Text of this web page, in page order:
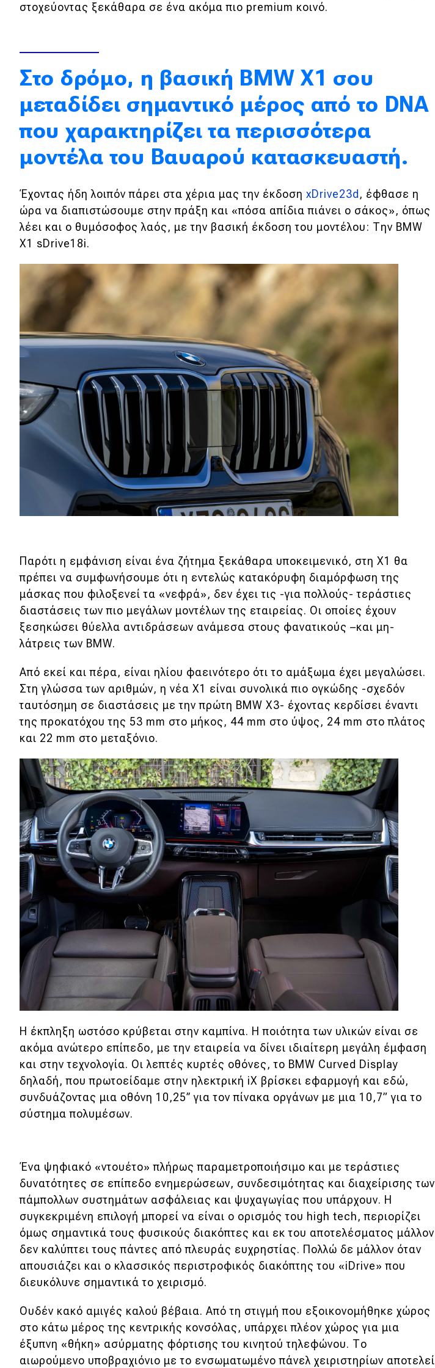
Κόσμος
Αγορά
Απόψεις
Test Drive
Αποστολή
Συγκρίνουμε
Αγώνες
Formula 1
Motorsport
Eco
Νέα
Τεχνολογία
Mobility
Σταθμοί φόρτισης
Νέα
Παρουσιάσεις
DRIVE Away
MOTO
Μεταχειρισμένο
Οδηγός αγοράς
Χρηστικά
Συμβουλές
ΚΤΕΟ
Οδική βοήθεια
eDRIVE
DRIVE USED
στοχεύοντας ξεκάθαρα σε ένα ακόμα πιο premium κοινό.
Στο δρόμο, η βασική BMW X1 σου
μεταδίδει σημαντικό μέρος από το DNA
που χαρακτηρίζει τα περισσότερα
μοντέλα του Βαυαρού κατασκευαστή.
Έχοντας ήδη λοιπόν πάρει στα χέρια μας την έκδοση xDrive23d, έφθασε η
ώρα να διαπιστώσουμε στην πράξη και «πόσα απίδια πιάνει ο σάκος», όπως
λέει και ο θυμόσοφος λαός, με την βασική έκδοση του μοντέλου: Την BMW
X1 sDrive18i.
Παρότι η εμφάνιση είναι ένα ζήτημα ξεκάθαρα υποκειμενικό, στη Χ1 θα
πρέπει να συμφωνήσουμε ότι η εντελώς κατακόρυφη διαμόρφωση της
μάσκας που φιλοξενεί τα «νεφρά», δεν έχει τις -για πολλούς- τεράστιες
διαστάσεις των πιο μεγάλων μοντέλων της εταιρείας. Οι οποίες έχουν
ξεσηκώσει θύελλα αντιδράσεων ανάμεσα στους φανατικούς –και μη-
λάτρεις των BMW.
Από εκεί και πέρα, είναι ηλίου φαεινότερο ότι το αμάξωμα έχει μεγαλώσει.
Στη γλώσσα των αριθμών, η νέα X1 είναι συνολικά πιο ογκώδης -σχεδόν
ταυτόσημη σε διαστάσεις με την πρώτη BMW Χ3- έχοντας κερδίσει έναντι
της προκατόχου της 53 mm στο μήκος, 44 mm στο ύψος, 24 mm στο πλάτος
και 22 mm στο μεταξόνιο.
Η έκπληξη ωστόσο κρύβεται στην καμπίνα. Η ποιότητα των υλικών είναι σε
ακόμα ανώτερο επίπεδο, με την εταιρεία να δίνει ιδιαίτερη μεγάλη έμφαση
και στην τεχνολογία. Οι λεπτές κυρτές οθόνες, το BMW Curved Display
δηλαδή, που πρωτοείδαμε στην ηλεκτρική iX βρίσκει εφαρμογή και εδώ,
συνδυάζοντας μια οθόνη 10,25’’ για τον πίνακα οργάνων με μια 10,7” για το
σύστημα πολυμέσων.
Ένα ψηφιακό «ντουέτο» πλήρως παραμετροποιήσιμο και με τεράστιες
δυνατότητες σε επίπεδο ενημερώσεων, συνδεσιμότητας και διαχείρισης των
πάμπολλων συστημάτων ασφάλειας και ψυχαγωγίας που υπάρχουν. Η
συγκεκριμένη επιλογή μπορεί να είναι ο ορισμός του high tech, περιορίζει
όμως σημαντικά τους φυσικούς διακόπτες και εκ του αποτελέσματος μάλλον
δεν καλύπτει τους πάντες από πλευράς ευχρηστίας. Πολλώ δε μάλλον όταν
απουσιάζει και ο κλασσικός περιστροφικός διακόπτης του «iDrive» που
διευκόλυνε σημαντικά το χειρισμό.
Ουδέν κακό αμιγές καλού βέβαια. Από τη στιγμή που εξοικονομήθηκε χώρος
στο κάτω μέρος της κεντρικής κονσόλας, υπάρχει πλέον χώρος για μια
έξυπνη «θήκη» ασύρματης φόρτισης του κινητού τηλεφώνου. Το
αιωρούμενο υποβραχιόνιο με το ενσωματωμένο πάνελ χειριστηρίων αποτελεί